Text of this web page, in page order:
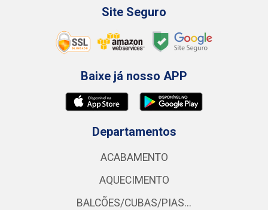
Site Seguro
Baixe já nosso APP
Departamentos
ACABAMENTO
AQUECIMENTO
BALCÕES/CUBAS/PIAS...